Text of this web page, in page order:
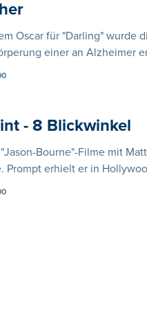
Oscar für "Darling" wurde
einer an Alzheimer
- 8 Blickwinkel
Bourne"-Filme mit
Prompt erhielt er in